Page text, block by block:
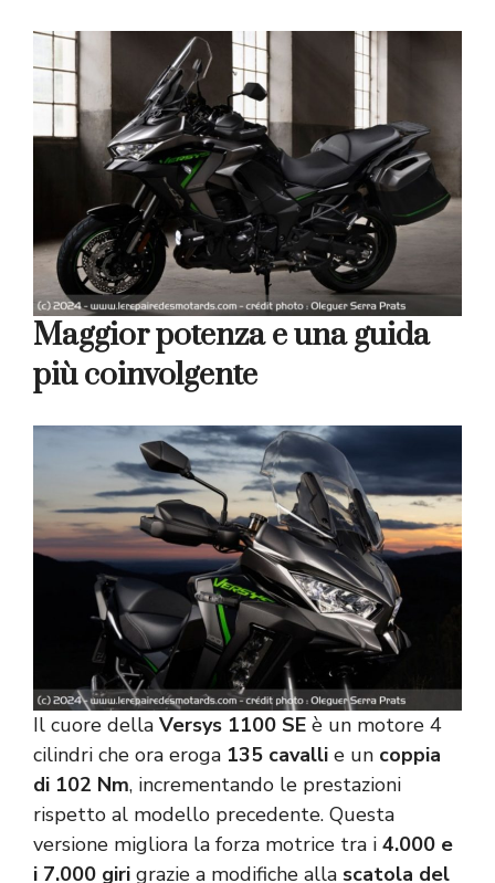
Maggior potenza e una guida
più coinvolgente
Il cuore della Versys 1100 SE è un motore 4
cilindri che ora eroga 135 cavalli e un coppia
di 102 Nm, incrementando le prestazioni
rispetto al modello precedente. Questa
versione migliora la forza motrice tra i 4.000 e
i 7.000 giri grazie a modifiche alla scatola del